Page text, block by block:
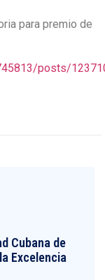
Cubana de
Excelencia
para premio de
posts/